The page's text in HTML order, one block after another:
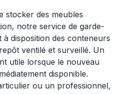
stocker des meubles
notre service de garde-
à disposition des conteneurs
ventilé et surveillé. Un
utile lorsque le nouveau
disponible.
ou un professionnel,